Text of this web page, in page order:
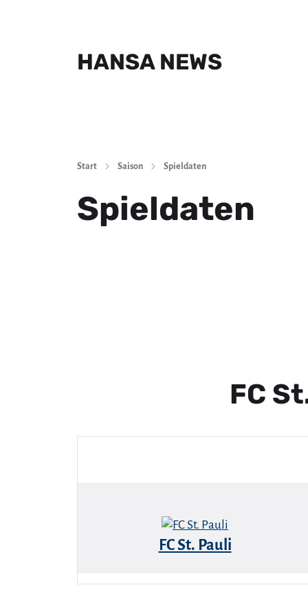
HANSA NEWS
Start Saison Spieldaten
Spieldaten
FC
FC St. Pauli